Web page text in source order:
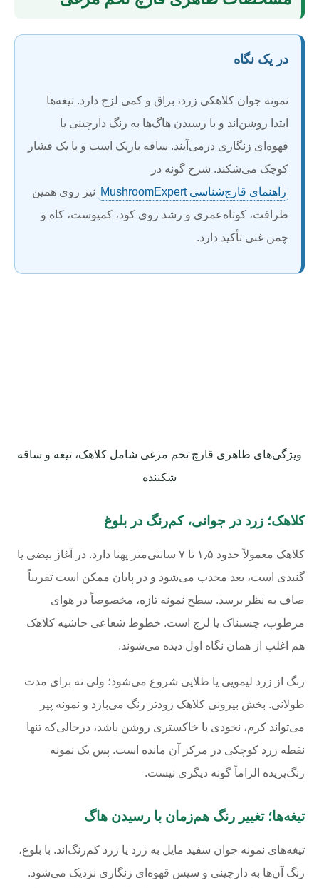
در یک نگاه
نمونه جوان کلاهکی زرد، براق و کمی لزج دارد. تیغه‌ها
ابتدا روشن‌اند و با رسیدن هاگ‌ها به رنگ دارچینی یا
قهوه‌ای زنگاری درمی‌آیند. ساقه باریک است و با یک فشار
کوچک می‌شکند. شرح گونه در
راهنمای قارچ‌شناسی MushroomExpert
نیز روی همین
ظرافت، کوتاه‌عمری و رشد روی کود، کمپوست، کاه و
چمن غنی تأکید دارد.
ویژگی‌های ظاهری قارچ تخم مرغی شامل کلاهک، تیغه و ساقه
شکننده
کلاهک؛ زرد در جوانی، کم‌رنگ در بلوغ
کلاهک معمولاً حدود ۱٫۵ تا ۷ سانتی‌متر پهنا دارد. در آغاز بیضی یا
گنبدی است، بعد محدب می‌شود و در پایان ممکن است تقریباً
صاف به نظر برسد. سطح نمونه تازه، مخصوصاً در هوای
مرطوب، چسبناک یا لزج است. خطوط شعاعی حاشیه کلاهک
هم اغلب از همان نگاه اول دیده می‌شوند.
رنگ از زرد لیمویی یا طلایی شروع می‌شود؛ ولی نه برای مدت
طولانی. بخش بیرونی کلاهک زودتر رنگ می‌بازد و نمونه پیر
می‌تواند کرم، نخودی یا خاکستری روشن باشد، درحالی‌که تنها
نقطه زرد کوچکی در مرکز آن مانده است. پس یک نمونه
رنگ‌پریده الزاماً گونه دیگری نیست.
تیغه‌ها؛ تغییر رنگ هم‌زمان با رسیدن هاگ
تیغه‌های نمونه جوان سفید مایل به زرد یا زرد کم‌رنگ‌اند. با بلوغ،
رنگ آن‌ها به دارچینی و سپس قهوه‌ای زنگاری نزدیک می‌شود.